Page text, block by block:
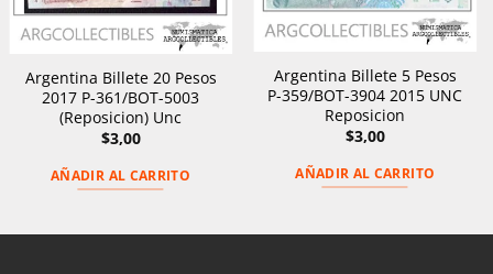
Argentina Billete 20 Pesos
2017 P-361/BOT-5003
(Reposicion) Unc
$3,00
AÑADIR AL CARRITO
Argentina Billete 5 Pesos
P-359/BOT-3904 2015 UNC
Reposicion
$3,00
AÑADIR AL CARRITO